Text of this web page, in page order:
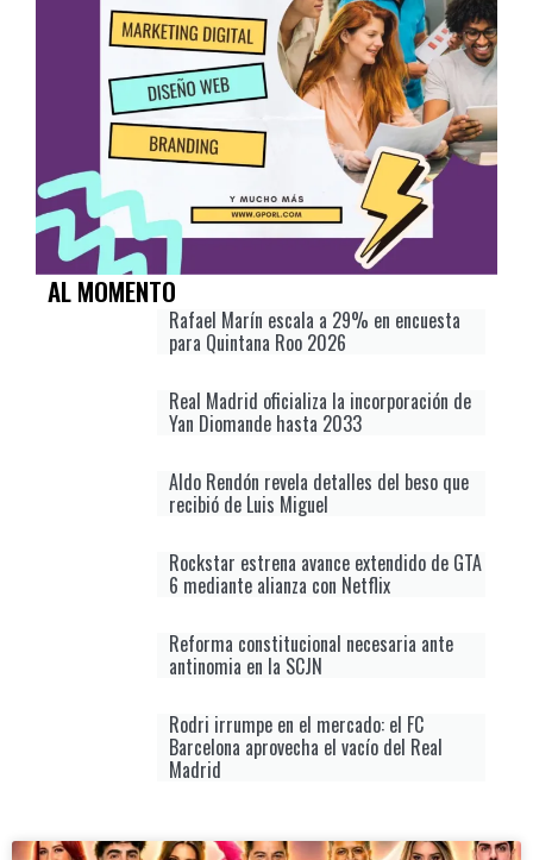
AL MOMENTO
Rafael Marín escala a 29% en encuesta
para Quintana Roo 2026
Real Madrid oficializa la incorporación de
Yan Diomande hasta 2033
Aldo Rendón revela detalles del beso que
recibió de Luis Miguel
Rockstar estrena avance extendido de GTA
6 mediante alianza con Netflix
Reforma constitucional necesaria ante
antinomia en la SCJN
Rodri irrumpe en el mercado: el FC
Barcelona aprovecha el vacío del Real
Madrid